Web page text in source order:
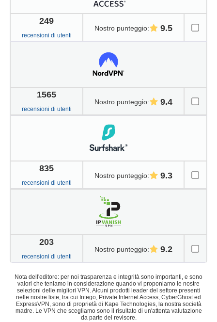
249
recensioni di utenti
Nostro punteggio: 9.5
1565
recensioni di utenti
Nostro punteggio: 9.4
835
recensioni di utenti
Nostro punteggio: 9.3
203
recensioni di utenti
Nostro punteggio: 9.2
Nota dell'editore: per noi trasparenza e integrità sono importanti, e sono
valori che teniamo in considerazione quando vi proponiamo le nostre
selezioni delle migliori VPN. Alcuni prodotti leader del settore presenti
nelle nostre liste, tra cui Intego, Private Internet Access, CyberGhost ed
ExpressVPN, sono di proprietà di Kape Technologies, la nostra società
madre. Le VPN che scegliamo sono il risultato di un'attenta valutazione
da parte del revisore.